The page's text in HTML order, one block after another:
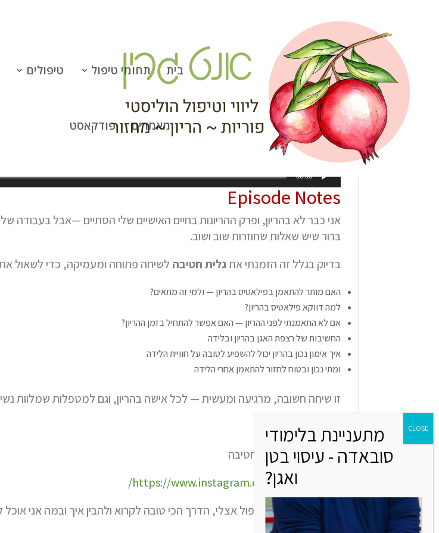
בית תחומי טיפול טיפולים
מאמרים פודקאסט
אודיו
00:00
Episode Notes
אני כבר לא בהריון, ופרק ההריונות בחיים האישיים שלי הסתיים —אבל בעבודה
ברור שיש שאלות שחוזרות שוב ושוב.
בדיוק בגלל זה הזמנתי אתגלית חטיבה לשיחה פתוחה ומעמיקה, כדי לשאול
האם מותר להתאמן בפילאטיס בהריון — ולמי זה מתאים?
למה דווקא פילאטיס בהריון?
אם לא התאמנתי לפני ההריון — האם אפשר להתחיל בזמן ההריון?
החשיבות של רצפת האגן בהריון ובלידה
איך אימון נכון בהריון יכול להשפיע לטובה על חוויית הלידה
ומתי נכון ובטוח לחזור להתאמן אחרי הלידה
זו שיחה חשובה, מרגיעה ומעשית — לכל אישה בהריון, וגם למטפלות שמלוות
פרטי קשר של גלית חטיבה
https://www.instagram.com/galit_hativa/
אם את מעוניינת בטיפול אצלי, הדרך הכי טובה לקרוא ולהבין איך ובמה אני